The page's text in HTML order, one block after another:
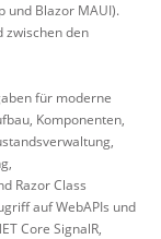
und Blazor MAUI).
zwischen den
für moderne
Komponenten,
Razor Class
auf WebAPIs und
Core SignalR,